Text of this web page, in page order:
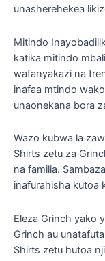
unasherehekea
Mitindo
katika mitindo
wafanyakazi na
inafaa mtindo
unaonekana bora
Wazo kubwa la
Shirts zetu za
na familia.
inafurahisha kutoa
Eleza Grinch yako
Grinch au
Shirts zetu hutoa